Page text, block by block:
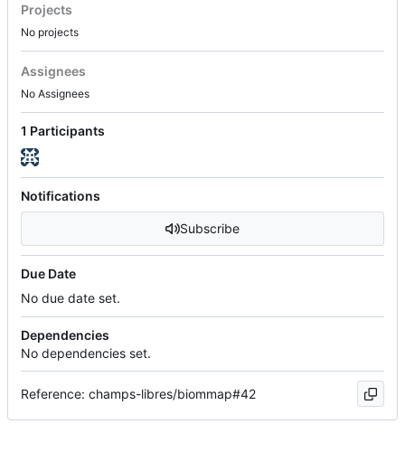
Projects
No projects
Assignees
No Assignees
1 Participants
Notifications
Subscribe
Due Date
No due date set.
Dependencies
No dependencies set.
Reference: champs-libres/biommap#42